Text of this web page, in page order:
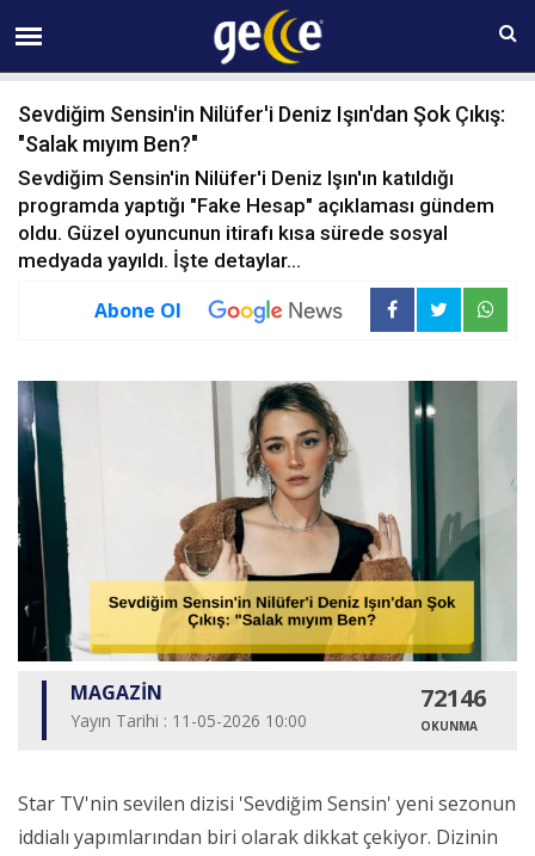
09 AĞUSTOS Pazar 09:13
Sevdiğim Sensin'in Nilüfer'i Deniz Işın'dan Şok Çıkış:
"Salak mıyım Ben?"
Sevdiğim Sensin'in Nilüfer'i Deniz Işın'ın katıldığı
programda yaptığı "Fake Hesap" açıklaması gündem
oldu. Güzel oyuncunun itirafı kısa sürede sosyal
medyada yayıldı. İşte detaylar...
Abone Ol
MAGAZİN
Yayın Tarihi : 11-05-2026 10:00
72146
OKUNMA
Star TV'nin sevilen dizisi 'Sevdiğim Sensin' yeni sezonun
iddialı yapımlarından biri olarak dikkat çekiyor. Dizinin